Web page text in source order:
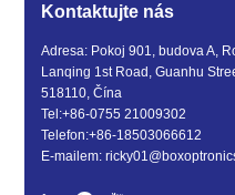
Kontaktujte nás
Adresa: Pokoj 901, budova A,
Lanqing 1st Road, Guanhu
518110, Čína
Tel:+86-0755 21009302
Telefon:+86-18503066612
E-mailem: